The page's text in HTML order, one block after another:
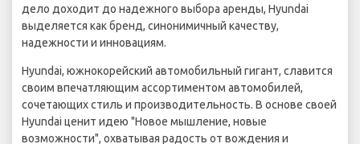
дело доходит до надежного выбора аренды, Hyundai
выделяется как бренд, синонимичный качеству,
надежности и инновациям.
Hyundai, южнокорейский автомобильный гигант, славится
своим впечатляющим ассортиментом автомобилей,
сочетающих стиль и производительность. В основе своей
Hyundai ценит идею "Новое мышление, новые
возможности", охватывая радость от вождения и